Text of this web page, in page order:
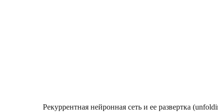
Рекуррентная нейронная сеть и ее развертка